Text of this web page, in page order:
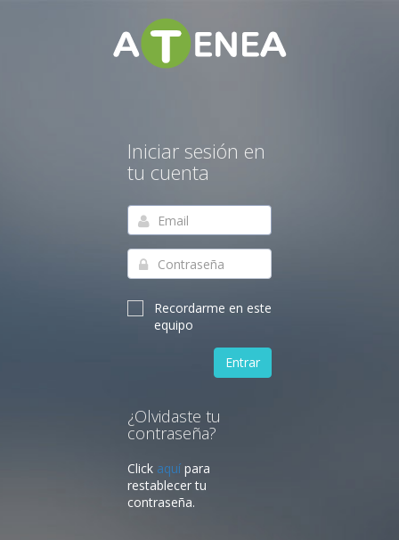
Iniciar sesión en
tu cuenta
Recordarme en este
equipo
¿Olvidaste tu
contraseña?
Click aquí para
restablecer tu
contraseña.